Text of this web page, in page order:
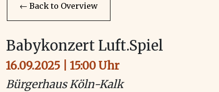
← Back to Overview
Babykonzert Luft.Spiel
16.09.2025 | 15:00 Uhr
Bürgerhaus Köln-Kalk